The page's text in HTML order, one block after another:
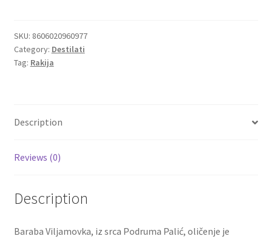
Igračke
Izdvajamo
101 Ruža
Destilati
Jack Daniel’s
Rakija
0,7
Podrum
Palić
SKU: 8606020960977
Category: Destilati
Tag: Rakija
Description
Reviews (0)
Description
Baraba Viljamovka, iz srca Podruma Palić, oličenje je